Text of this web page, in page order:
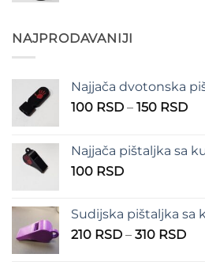
NAJPRODAVANIJI
Najjača dvotonska
100 RSD – 150 RSD
Najjača pištaljka sa
100 RSD
Sudijska pištaljka sa
210 RSD – 310 RSD